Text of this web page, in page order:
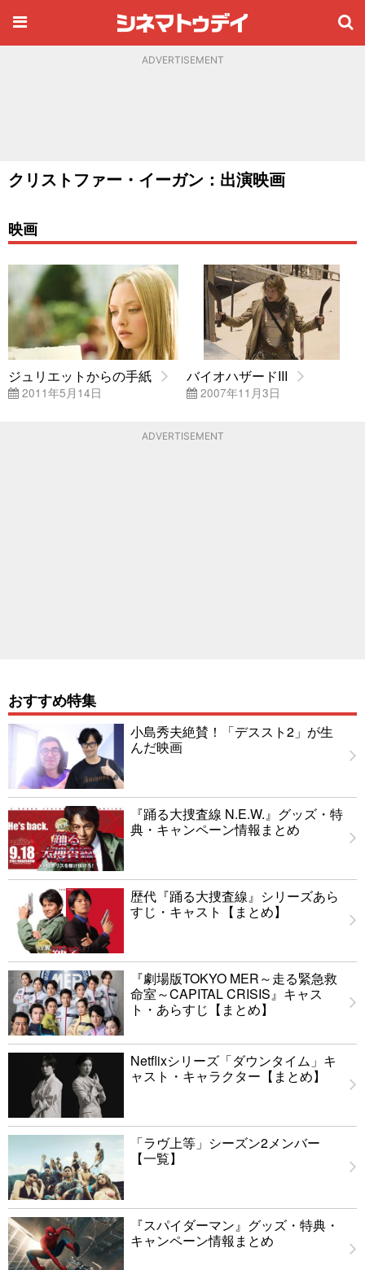
ADVERTISEMENT
クリストファー・イーガン：出演映画
映画
ジュリエットからの手紙
2011年5月14日
バイオハザードIII
2007年11月3日
ADVERTISEMENT
おすすめ特集
小島秀夫絶賛！「デススト2」が生
んだ映画
『踊る大捜査線 N.E.W.』グッズ・特
典・キャンペーン情報まとめ
歴代『踊る大捜査線』シリーズあら
すじ・キャスト【まとめ】
『劇場版TOKYO MER～走る緊急救
命室～CAPITAL CRISIS』キャス
ト・あらすじ【まとめ】
Netflixシリーズ「ダウンタイム」キ
ャスト・キャラクター【まとめ】
「ラヴ上等」シーズン2メンバー
【一覧】
『スパイダーマン』グッズ・特典・
キャンペーン情報まとめ